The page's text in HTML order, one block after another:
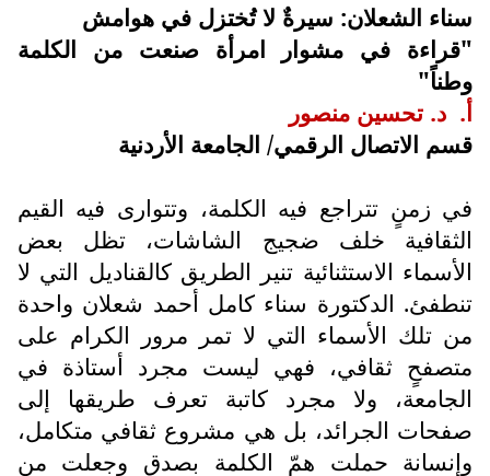
سناء الشعلان: سيرةٌ لا تُختزل في هوامش
"قراءة في مشوار امرأة صنعت من الكلمة
وطناً"
أ‌. د. تحسين منصور
قسم الاتصال الرقمي/ الجامعة الأردنية
في زمنٍ تتراجع فيه الكلمة، وتتوارى فيه القيم
الثقافية خلف ضجيج الشاشات، تظل بعض
الأسماء الاستثنائية تنير الطريق كالقناديل التي لا
تنطفئ. الدكتورة سناء كامل أحمد شعلان واحدة
من تلك الأسماء التي لا تمر مرور الكرام على
متصفحٍ ثقافي، فهي ليست مجرد أستاذة في
الجامعة، ولا مجرد كاتبة تعرف طريقها إلى
صفحات الجرائد، بل هي مشروع ثقافي متكامل،
وإنسانة حملت همّ الكلمة بصدق وجعلت من